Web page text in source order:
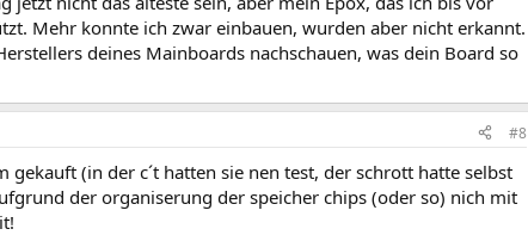
Mehr konnte ich zwar einbauen, wurden aber nicht erkannt.
deines Mainboards nachschauen, was dein Board so
#8
(in der c´t hatten sie nen test, der schrott hatte selbst
der organiserung der speicher chips (oder so) nich mit